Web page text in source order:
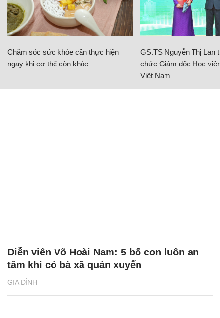
Chăm sóc sức khỏe cần thực hiện
ngay khi cơ thể còn khỏe
GS.TS Nguyễn Thị Lan
chức Giám đốc Học
Việt Nam
GIA ĐÌNH
Diễn viên Võ Hoài Nam: 5 bố con luôn an
tâm khi có bà xã quán xuyến